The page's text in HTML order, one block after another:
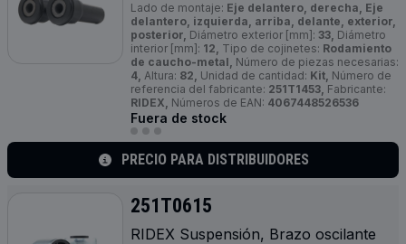
Lado de montaje: Eje delantero, derecha, Eje
delantero, izquierda, arriba, delante, exterior,
posterior, Diámetro exterior [mm]: 33, Diámetro
interior [mm]: 12, Tipo de cojinetes: Rodamiento
de caucho-metal, Número de piezas necesarias:
4, Altura: 82, Unidad de cantidad: Kit, Número de
referencia del fabricante: 251T1453, Fabricante:
RIDEX, Números de EAN: 4067448526536
Fuera de stock
PRECIO PARA DISTRIBUIDORES
251T0615
RIDEX Suspensión, Brazo oscilante